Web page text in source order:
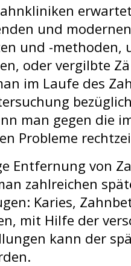
und modernen
und -methoden,
oder vergilbte
im Laufe des
man gegen die
Probleme
Entfernung von
zahlreichen
Karies,
mit Hilfe der
kann der